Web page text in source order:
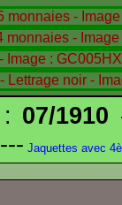
07/1910
--- Jaquettes avec